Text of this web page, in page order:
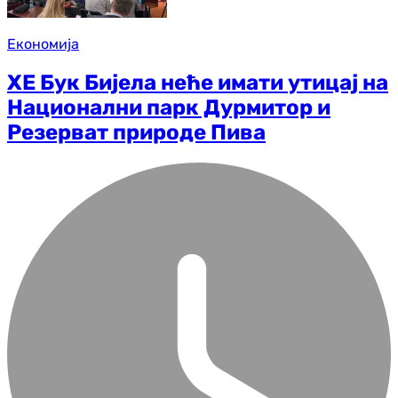
Економија
ХЕ Бук Бијела неће имати утицај на
Национални парк Дурмитор и
Резерват природе Пива